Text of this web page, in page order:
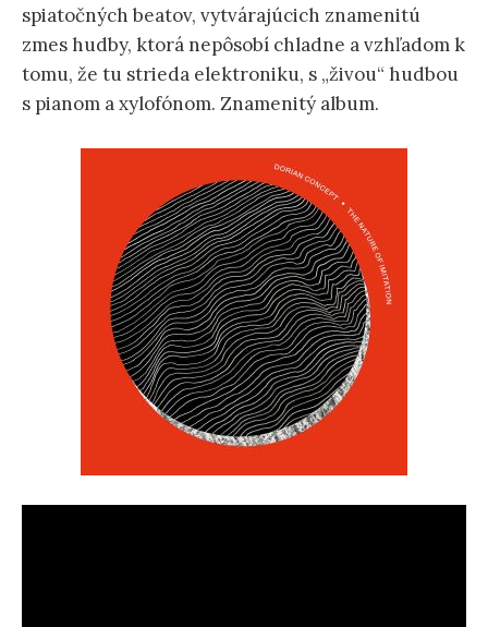
spiatočných beatov, vytvárajúcich znamenitú
zmes hudby, ktorá nepôsobí chladne a vzhľadom k
tomu, že tu strieda elektroniku, s „živou“ hudbou
s pianom a xylofónom. Znamenitý album.